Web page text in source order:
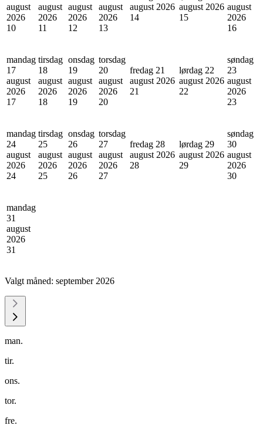
august
2026
10
august
2026
11
august
2026
12
august
2026
13
august 2026
14
august 2026
15
august
2026
16
mandag
17
august
2026
17
tirsdag
18
august
2026
18
onsdag
19
august
2026
19
torsdag
20
august
2026
20
fredag 21
august 2026
21
lørdag 22
august 2026
22
søndag
23
august
2026
23
mandag
24
august
2026
24
tirsdag
25
august
2026
25
onsdag
26
august
2026
26
torsdag
27
august
2026
27
fredag 28
august 2026
28
lørdag 29
august 2026
29
søndag
30
august
2026
30
mandag
31
august
2026
31
Valgt måned: september 2026
man.
tir.
ons.
tor.
fre.